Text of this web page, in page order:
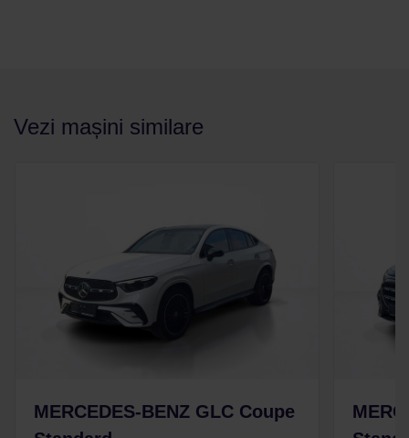
Vezi mașini similare
MERCEDES-BENZ GLC Coupe